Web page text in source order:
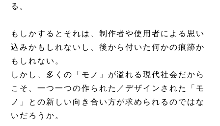
る。
もしかするとそれは、制作者や使用者による思い
込みかもしれないし、後から付いた何かの痕跡か
もしれない。
しかし、多くの「モノ」が溢れる現代社会だから
こそ、一つ一つの作られた／デザインされた「モ
ノ」との新しい向き合い方が求められるのではな
いだろうか。